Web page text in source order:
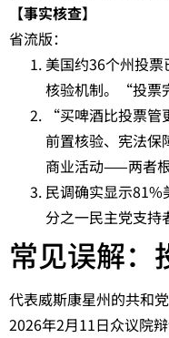
【事实核查】
省流版：
美国约36个州投
核验机制。“投票
“买啤酒比投票
前置核验、宪法保
商业活动——两者
民调确实显示81%
分之一民主党支持
常见误解：
代表威斯康星州的共和
2026年2月11日众议院